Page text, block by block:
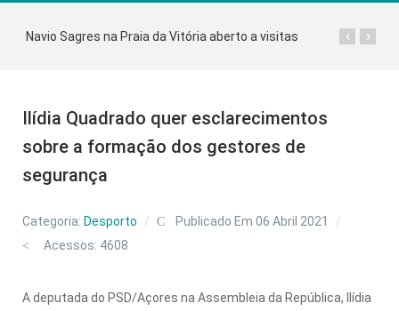
Navio Sagres na Praia da Vitória aberto a visitas ›
‹
Ilídia Quadrado quer esclarecimentos
sobre a formação dos gestores de
segurança
Categoria: Desporto
Publicado Em 06 Abril 2021
Acessos: 4608
A deputada do PSD/Açores na Assembleia da República, Ilídia